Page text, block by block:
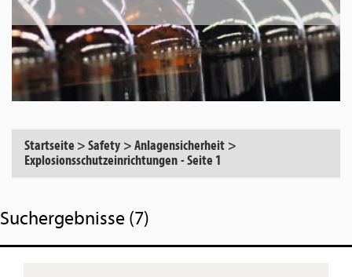
Startseite >Safety >Anlagensicherheit >
Explosionsschutzeinrichtungen-Seite 1
Suchergebnisse (7)